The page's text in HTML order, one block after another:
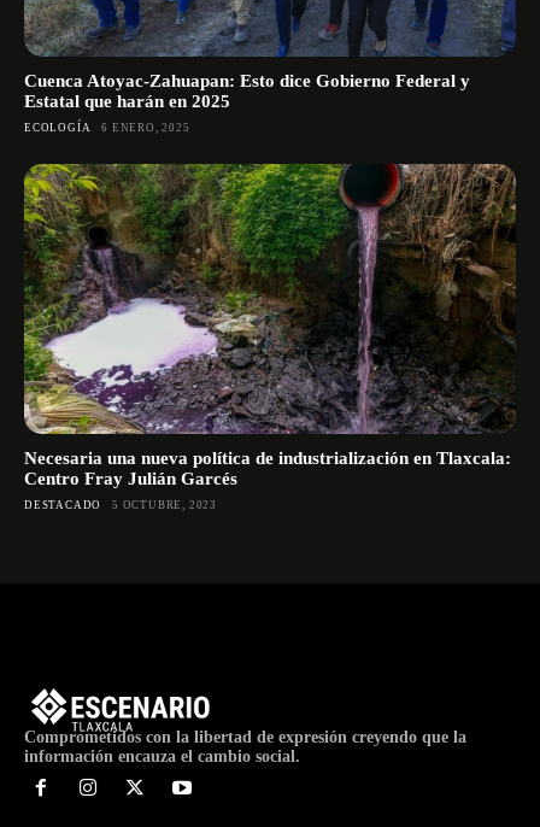
Cuenca Atoyac-Zahuapan: Esto dice Gobierno Federal y
Estatal que harán en 2025
ECOLOGÍA 6 ENERO, 2025
Necesaria una nueva política de industrialización en Tlaxcala:
Centro Fray Julián Garcés
DESTACADO 5 OCTUBRE, 2023
Comprometidos con la libertad de expresión creyendo que la
información encauza el cambio social.